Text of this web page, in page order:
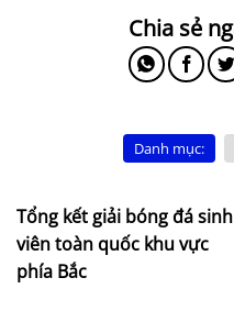
Danh mục:
Tổng kết giải bóng đá sinh
viên toàn quốc khu vực
phía Bắc